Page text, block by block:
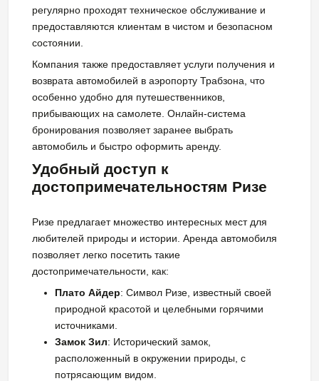
регулярно проходят техническое обслуживание и
предоставляются клиентам в чистом и безопасном
состоянии.
Компания также предоставляет услуги получения и
возврата автомобилей в аэропорту Трабзона, что
особенно удобно для путешественников,
прибывающих на самолете. Онлайн-система
бронирования позволяет заранее выбрать
автомобиль и быстро оформить аренду.
Удобный доступ к
достопримечательностям Ризе
Ризе предлагает множество интересных мест для
любителей природы и истории. Аренда автомобиля
позволяет легко посетить такие
достопримечательности, как:
Плато Айдер: Символ Ризе, известный своей
природной красотой и целебными горячими
источниками.
Замок Зил: Исторический замок,
расположенный в окружении природы, с
потрясающим видом.